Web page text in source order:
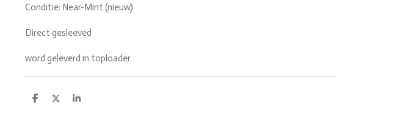
Conditie: Near-Mint (nieuw)
Direct gesleeved
word geleverd in toploader
D
D
S